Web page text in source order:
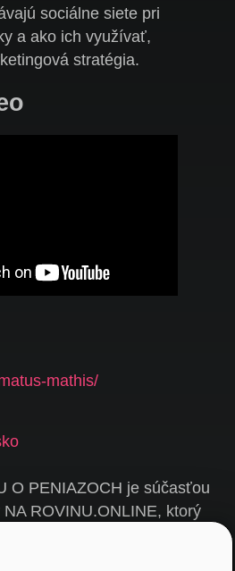
sociálne siete pri
a ako ich využívať,
stratégia.
mathis/
O PENIAZOCH je súčasťou
ROVINU.ONLINE, ktorý